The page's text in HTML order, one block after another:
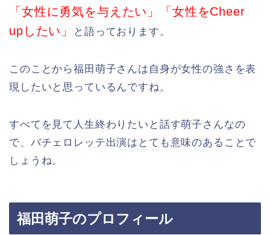
「女性に勇気を与えたい」「女性をCheer
upしたい」
と語っております。
このことから福田萌子さんは自身が女性の強さを表
現したいと思っているんですね。
すべてを見て人生終わりたいと話す萌子さんなの
で、バチェロレッテ出演はとても意味のあることで
しょうね。
福田萌子のプロフィール